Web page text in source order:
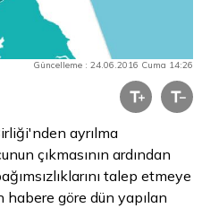
Güncelleme : 24.06.2016 Cuma 14:26
ayrılma
çıkmasının ardından
talep etmeye
habere göre dün yapılan